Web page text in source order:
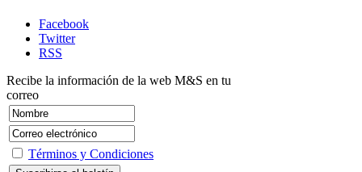
Facebook
Twitter
RSS
Recibe la información de la web M&S en tu
correo
Términos y Condiciones